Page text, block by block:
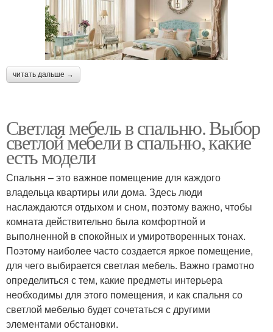
читать дальше →
Светлая мебель в спальню. Выбор
светлой мебели в спальню, какие
есть модели
Спальня – это важное помещение для каждого
владельца квартиры или дома. Здесь люди
наслаждаются отдыхом и сном, поэтому важно, чтобы
комната действительно была комфортной и
выполненной в спокойных и умиротворенных тонах.
Поэтому наиболее часто создается яркое помещение,
для чего выбирается светлая мебель. Важно грамотно
определиться с тем, какие предметы интерьера
необходимы для этого помещения, и как спальня со
светлой мебелью будет сочетаться с другими
элементами обстановки.